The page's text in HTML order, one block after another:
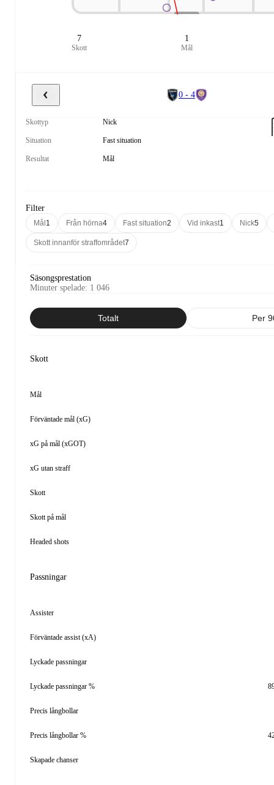
7
Skott
1
Mål
0 - 4
Skottyp Nick
Situation Fast situation
Resultat Mål
Filter
Mål 1 Från hörna4 Fast situation2 Vid inkast1 Nick5
Skott innanför straffområdet7
Säsongsprestation
Minuter spelade: 1 046
Totalt Per
Skott
Mål
Förväntade mål (xG)
xG på mål (xGOT)
xG utan straff
Skott
Skott på mål
Headed shots
Passningar
Assister
Förväntade assist (xA)
Lyckade passningar
Lyckade passningar %
Precis långbollar
Precis långbollar %
Skapade chanser